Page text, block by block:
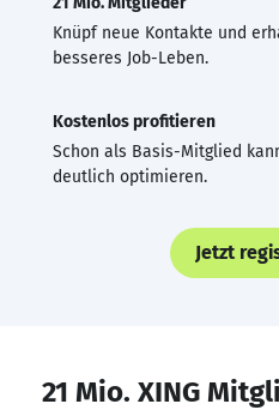
Knüpf neue Kontakte und
besseres Job-Leben.
Kostenlos profitieren
Schon als Basis-Mitglied
deutlich optimieren.
Jetzt
21 Mio. XING